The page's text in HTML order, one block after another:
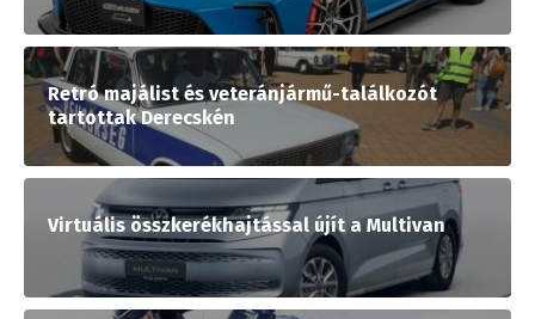
Retró majálist és veteránjármű-találkozót
tartottak Derecskén
Virtuális összkerékhajtással újít a Multivan